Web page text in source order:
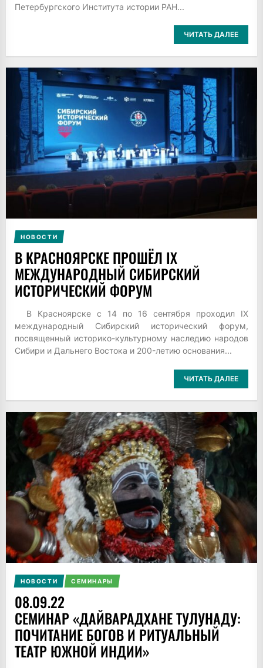
Петербургского Института истории РАН...
ЧИТАТЬ ДАЛЕЕ
НОВОСТИ
В КРАСНОЯРСКЕ ПРОШЁЛ IX
МЕЖДУНАРОДНЫЙ СИБИРСКИЙ
ИСТОРИЧЕСКИЙ ФОРУМ
В Красноярске с 14 по 16 сентября проходил IX
международный Сибирский исторический форум,
посвященный историко-культурному наследию народов
Сибири и Дальнего Востока и 200-летию основания...
ЧИТАТЬ ДАЛЕЕ
НОВОСТИ СЕМИНАРЫ
08.09.22
СЕМИНАР «ДАЙВАРАДХАНЕ ТУЛУНАДУ:
ПОЧИТАНИЕ БОГОВ И РИТУАЛЬНЫЙ
ТЕАТР ЮЖНОЙ ИНДИИ»